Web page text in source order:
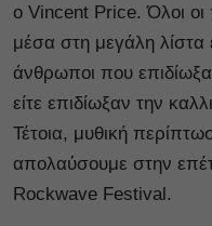
ο Vincent Price. Όλοι οι
μέσα στη μεγάλη λίστα
άνθρωποι που
είτε επιδίωξαν την
Τέτοια, μυθική
απολαύσουμε στην
Rockwave Festival.